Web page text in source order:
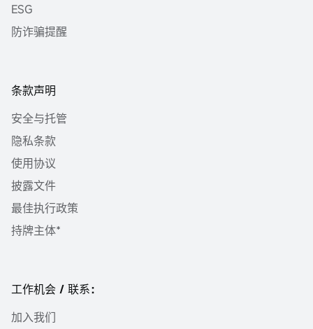
ESG
防诈骗提醒
条款声明
安全与托管
隐私条款
使用协议
披露文件
最佳执行政策
持牌主体*
工作机会 / 联系：
加入我们